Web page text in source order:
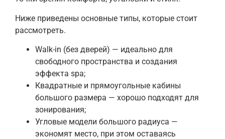
Ниже приведены основные типы, которые стоит
рассмотреть.
Walk-in (без дверей) — идеально для
свободного пространства и создания
эффекта spa;
Квадратные и прямоугольные кабины
большого размера — хорошо подходят для
зонирования;
Угловые модели большого радиуса —
экономят место, при этом оставаясь